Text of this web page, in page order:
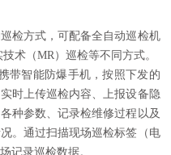
检方式，可配备全自动巡检机
术（MR）巡检等不同方式。
带智能防爆手机，按照下发的
时上传巡检内容、上报设备隐
种参数、记录检维修过程以及
。通过扫描现场巡检标签（电
记录巡检数据。